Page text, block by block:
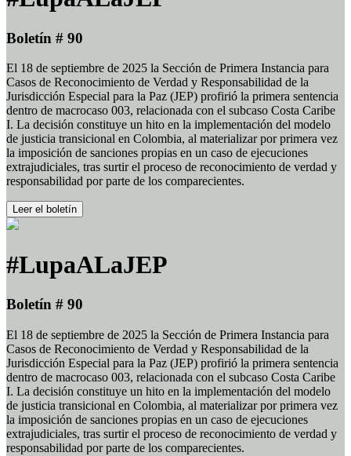
Boletín # 90
El 18 de septiembre de 2025 la Sección de Primera Instancia para
Casos de Reconocimiento de Verdad y Responsabilidad de la
Jurisdicción Especial para la Paz (JEP) profirió la primera sentencia
dentro de macrocaso 003, relacionada con el subcaso Costa Caribe
I. La decisión constituye un hito en la implementación del modelo
de justicia transicional en Colombia, al materializar por primera vez
la imposición de sanciones propias en un caso de ejecuciones
extrajudiciales, tras surtir el proceso de reconocimiento de verdad y
responsabilidad por parte de los comparecientes.
Leer el boletín
#LupaALaJEP
Boletín # 90
El 18 de septiembre de 2025 la Sección de Primera Instancia para
Casos de Reconocimiento de Verdad y Responsabilidad de la
Jurisdicción Especial para la Paz (JEP) profirió la primera sentencia
dentro de macrocaso 003, relacionada con el subcaso Costa Caribe
I. La decisión constituye un hito en la implementación del modelo
de justicia transicional en Colombia, al materializar por primera vez
la imposición de sanciones propias en un caso de ejecuciones
extrajudiciales, tras surtir el proceso de reconocimiento de verdad y
responsabilidad por parte de los comparecientes.